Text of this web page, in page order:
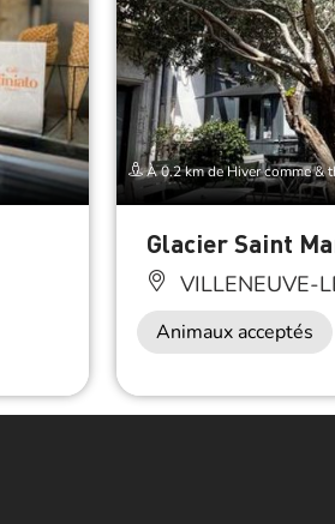
À 0.2 km de Hiver comme &
Glacier Saint
VILLENEUVE-
Animaux acceptés